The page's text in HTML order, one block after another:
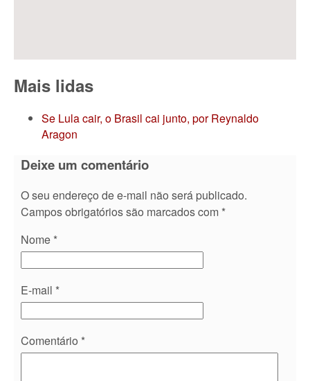
Mais lidas
Se Lula cair, o Brasil cai junto, por Reynaldo
Aragon
Deixe um comentário
O seu endereço de e-mail não será publicado.
Campos obrigatórios são marcados com *
Nome *
E-mail *
Comentário *